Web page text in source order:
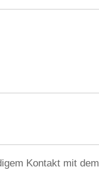
Kontakt mit